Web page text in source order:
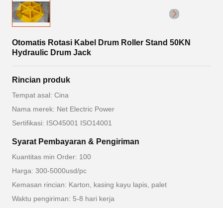
Otomatis Rotasi Kabel Drum Roller Stand 50KN
Hydraulic Drum Jack
Rincian produk
Tempat asal: Cina
Nama merek: Net Electric Power
Sertifikasi: ISO45001 ISO14001
Syarat Pembayaran & Pengiriman
Kuantitas min Order: 100
Harga: 300-5000usd/pc
Kemasan rincian: Karton, kasing kayu lapis, palet
Waktu pengiriman: 5-8 hari kerja